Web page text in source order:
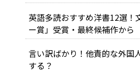
英語多読おすすめ洋書12選！
ー賞」受賞・最終候補作から
言い訳ばかり！他責的な外国
する？